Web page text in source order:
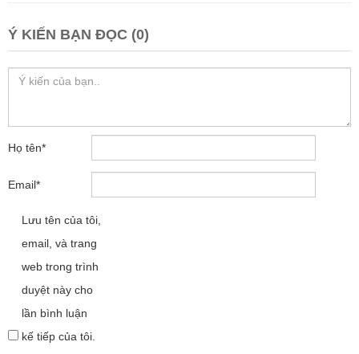
Ý KIẾN BẠN ĐỌC (0)
Họ tên*
Email*
Lưu tên của tôi,
email, và trang
web trong trình
duyệt này cho
lần bình luận
kế tiếp của tôi.